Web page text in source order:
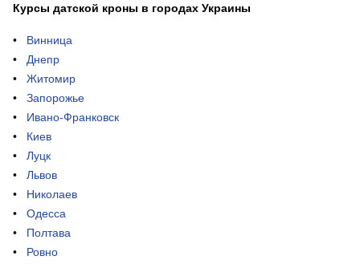
Курсы датской кроны в городах Украины
Винница
Днепр
Житомир
Запорожье
Ивано-Франковск
Киев
Луцк
Львов
Николаев
Одесса
Полтава
Ровно